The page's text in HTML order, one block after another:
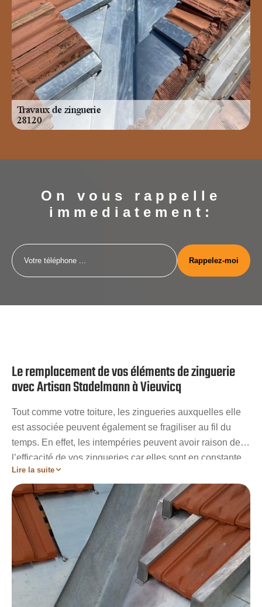
On vous rappelle
immediatement:
Le remplacement de vos éléments de zinguerie
avec Artisan Stadelmann à Vieuvicq
Tout comme votre toiture, les zingueries auxquelles elle
est associée peuvent également se fragiliser au fil du
temps. En effet, les intempéries peuvent avoir raison de
l’efficacité de vos zingueries car elles sont en constante
interaction avec l’extérieur. Il est urgent de songer à
remplacer ces éléments de toiture aux plus vite dans le
cas où les dégâts sont trop important. Quel que soit les
zingueries de toiture à travailler, l’entreprise Artisan
Stadelmann vous garantira des prestations de haut
niveau pour leur remplacement. Avec les services de
notre entreprise, vos nouvelles zingueries respecteront
toutes les normes.
Lire la suite